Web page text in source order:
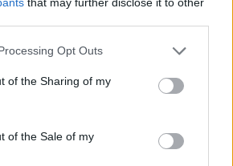
Opt Outs
of the Sharing of my
of the Sale of my